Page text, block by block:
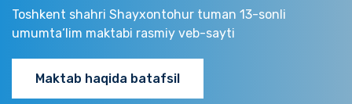
Toshkent shahri Shayxontohur tuman 13-sonli
umumta‘lim maktabi rasmiy veb-sayti
Maktab haqida batafsil